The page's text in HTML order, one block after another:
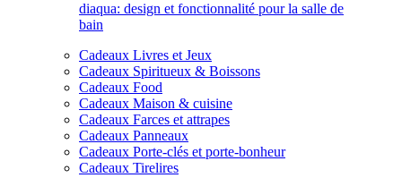
diaqua: design et fonctionnalité pour la salle de
bain
Cadeaux Livres et Jeux
Cadeaux Spiritueux & Boissons
Cadeaux Food
Cadeaux Maison & cuisine
Cadeaux Farces et attrapes
Cadeaux Panneaux
Cadeaux Porte-clés et porte-bonheur
Cadeaux Tirelires